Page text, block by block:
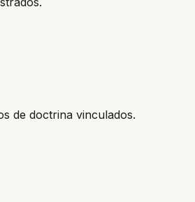
de doctrina vinculados.